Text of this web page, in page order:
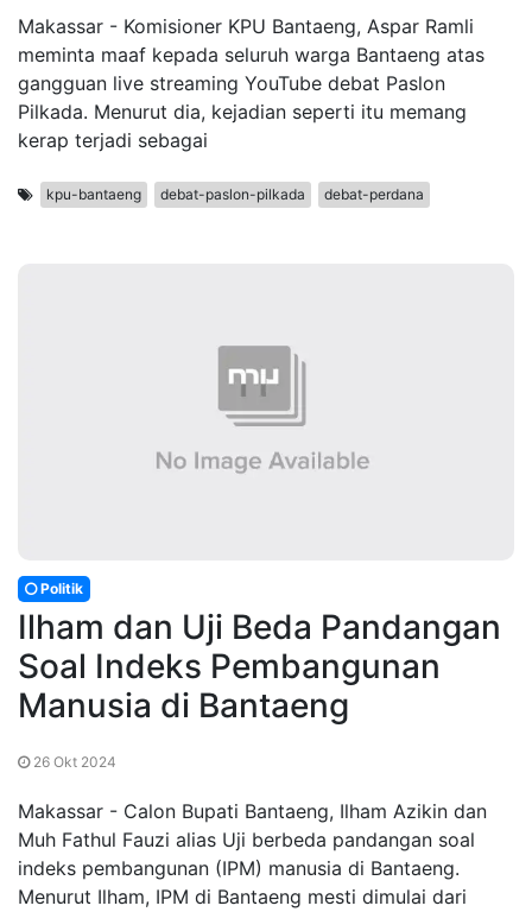
Makassar - Komisioner KPU Bantaeng, Aspar Ramli
meminta maaf kepada seluruh warga Bantaeng atas
gangguan live streaming YouTube debat Paslon
Pilkada. Menurut dia, kejadian seperti itu memang
kerap terjadi sebagai
kpu-bantaeng debat-paslon-pilkada debat-perdana
Politik
Ilham dan Uji Beda Pandangan
Soal Indeks Pembangunan
Manusia di Bantaeng
26 Okt 2024
Makassar - Calon Bupati Bantaeng, Ilham Azikin dan
Muh Fathul Fauzi alias Uji berbeda pandangan soal
indeks pembangunan (IPM) manusia di Bantaeng.
Menurut Ilham, IPM di Bantaeng mesti dimulai dari